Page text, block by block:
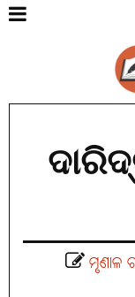
ମୃଣାଳ